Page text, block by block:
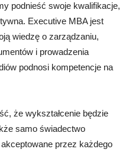
podnieść swoje kwalifikacje,
Executive MBA jest
wiedzę o zarządzaniu,
i prowadzenia
podnosi kompetencje na
że wykształcenie będzie
samo świadectwo
przez każdego